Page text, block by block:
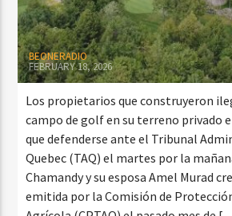
BEONERADIO
FEBRUARY 18, 2026
Los propietarios que construyeron
campo de golf en su terreno privado
que defenderse ante el Tribunal
Quebec (TAQ) el martes por la
Chamandy y su esposa Amel Murad
emitida por la Comisión de